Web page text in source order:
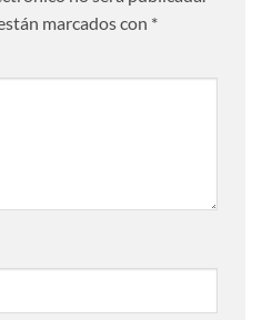
marcados con *